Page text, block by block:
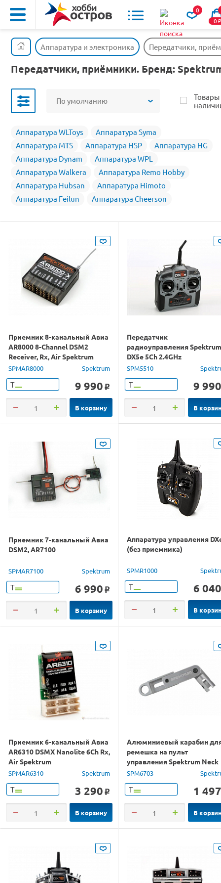
0
0o
Аппаратура и электроника Передатчики,
Передатчики, приёмники. Бренд:
По умолчанию
Товары
Аппаратура WLToys
Аппаратура Syma
Аппаратура MTS
Аппаратура HSP
Аппаратура HG
Аппаратура Dynam
Аппаратура WPL
Аппаратура Walkera
Аппаратура Remo Hobby
Аппаратура Hubsan
Аппаратура Himoto
Аппаратура Feilun
Аппаратура Cheerson
Приемник 8-канальный Авиа
AR8000 8-Channel DSM2
Receiver, Rx, Air Spektrum
SPMAR8000 Spektrum
Т 9 990 o
В корзину
Передатчик
радиоуправления Spektrum
DX5e 5Ch 2.4GHz
SPM5510
Т 9 990
В
Приемник 7-канальный Авиа
DSM2, AR7100
SPMAR7100 Spektrum
Т 6 990 o
В корзину
Аппаратура управления
(без приемника)
SPMR1000
Т 6 040
В
Приемник 6-канальный Авиа
AR6310 DSMX Nanolite 6Ch Rx,
Air Spektrum
SPMAR6310 Spektrum
Т 3 290 o
В корзину
Алюминиевый карабин
ремешка на пульт
управления Spektrum Neck
Strap Adaptor
SPM6703
Т 1 497
В